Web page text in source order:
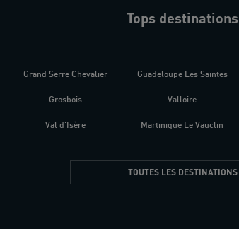
Trek-Randonnée pédestre
Parapente
Plongée
Tops destinations
Grand Serre Chevalier
Grosbois
Val d'Isère
Guadeloupe Les Saintes
Valloire
Martinique Le Vauclin
TOUTES LES DESTINATIONS